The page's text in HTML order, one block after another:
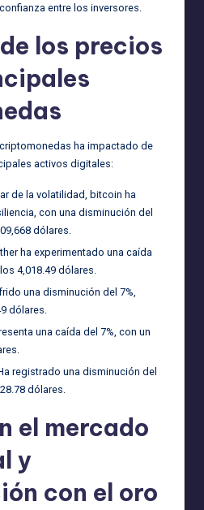
entre los inversores.
los precios
ha impactado de
activos digitales:
de la volatilidad, bitcoin ha
con una disminución del
dólares.
ha experimentado una caída
4,018.49 dólares.
una disminución del 7%,
dólares.
una caída del 7%, con un
registrado una disminución del
dólares.
el mercado
y
con el oro